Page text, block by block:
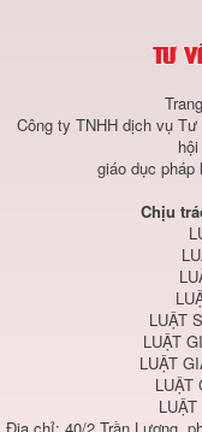
Công ty TNHH dịch vụ
giáo dục pháp
Chịu
LUẬT
LUẬT
LUẬT
LUẬT